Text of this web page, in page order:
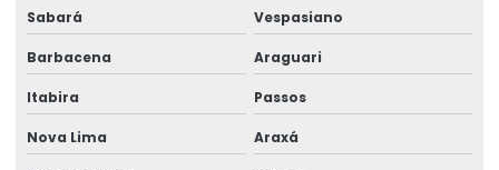
Sabará Vespasiano
Barbacena Araguari
Itabira Passos
Nova Lima Araxá